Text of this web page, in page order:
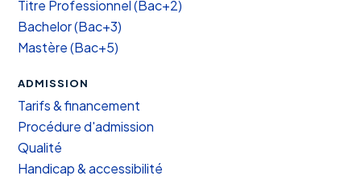
Titre Professionnel (Bac+2)
Bachelor (Bac+3)
Mastère (Bac+5)
ADMISSION
Tarifs & financement
Procédure d'admission
Qualité
Handicap & accessibilité